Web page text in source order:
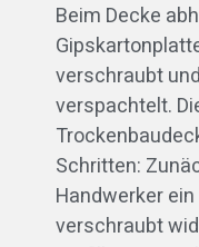
Beim Decke
verschraubt
verspachtelt.
Schritten:
Handwerker
verschraubt